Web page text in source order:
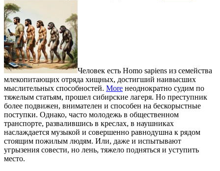
Человек есть Homo sapiens из семейства
млекопитающих отряда хищных, достигший наивысших
мыслительных способностей. More неоднократно судим по
тяжелым статьям, прошел сибирские лагеря. Но преступник
более подвижен, внимателен и способен на бескорыстные
поступки. Однако, часто молодежь в общественном
транспорте, развалившись в креслах, в наушниках
наслаждается музыкой и совершенно равнодушна к рядом
стоящим пожилым людям. Или, даже и испытывают
угрызения совести, но лень, тяжело подняться и уступить
место.